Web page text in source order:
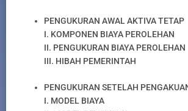
PENGUKURAN AWAL AKTIVA TETAP
I. KOMPONEN BIAYA PEROLEHAN
II. PENGUKURAN BIAYA PEROLEHAN
III. HIBAH PEMERINTAH
PENGUKURAN SETELAH
I. MODEL BIAYA